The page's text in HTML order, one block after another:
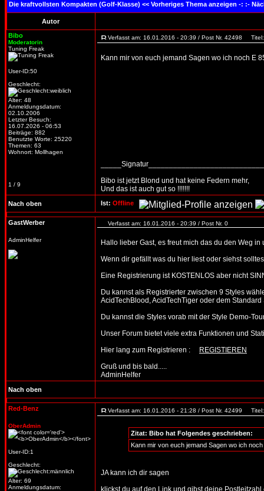
Die kraftvollsten Kompakten (Golf-Klasse) << Vorheriges Thema anzeigen -: :-
Autor
Bibo
Moderatorin
Tuning Freak
User-ID:50
Geschlecht:
Alter: 48
Anmeldungsdatum:
02.10.2006
Letzter Besuch:
16.07.2026 - 06:53
Beiträge: 882
Benutzte Worte: 25220
Themen: 63
Wohnort: Mollhagen
1 / 9
Verfasst am: 16.01.2016 - 20:39 / Post Nr. 42498
Kann mir von euch jemand Sagen wo ich noch E
Bibo ist jetzt Blond und hat keine Federn mehr,
Und das ist auch gut so !!!!!!!
Nach oben Ist: Offline
GastWerber
AdminHelfer
Verfasst am: 16.01.2016 - 20:39 / Post Nr. 0
Hallo lieber Gast, es freut mich das du den Weg
Wenn dir gefällt was du hier liest oder siehst
Eine Registrierung ist KOSTENLOS aber nicht
Du kannst als Registrierter zwischen 9 Styles
AcidTechBlood, AcidTechTiger oder dem Standard
Du kannst die Styles vorab mit der Style
Unser Forum bietet viele extra Funktionen und
Hier lang zum Registrieren :
REGISTIEREN
Gruß und bis bald.....
AdminHelfer
Nach oben
Red-Benz
OberAdmin
User-ID:1
Geschlecht:
Alter: 69
Anmeldungsdatum:
Verfasst am: 16.01.2016 - 21:28 / Post Nr. 42499
Zitat: Bibo hat Folgendes geschrieben:
Kann mir von euch jemand Sagen wo ich
JA kann ich dir sagen
klickst du auf den Link und gibst deine